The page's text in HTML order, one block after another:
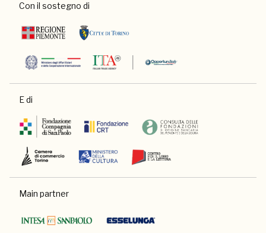
Con il sostegno di
E di
Main partner